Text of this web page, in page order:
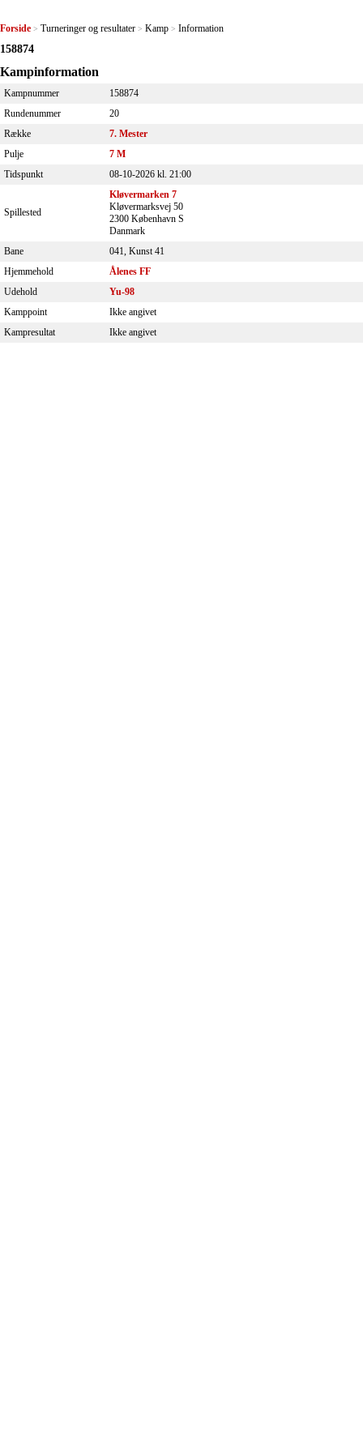
Forside > Turneringer og resultater > Kamp > Information
158874
Kampinformation
Kampnummer
158874
Rundenummer
20
Række
7. Mester
Pulje
7 M
Tidspunkt
08-10-2026 kl. 21:00
Spillested
Kløvermarken 7
Kløvermarksvej 50
2300 København S
Danmark
Bane
041, Kunst 41
Hjemmehold
Ålenes FF
Udehold
Yu-98
Kamppoint
Ikke angivet
Kampresultat
Ikke angivet